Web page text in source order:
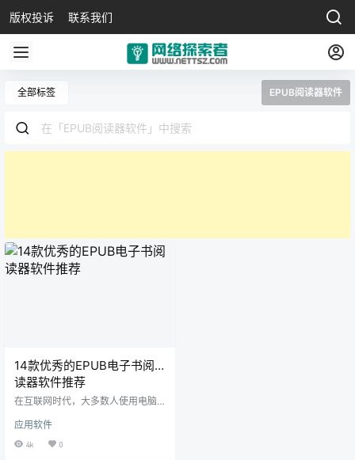
版权投诉 联系我们
全部标签 EPUB阅读器软件
14款优秀的EPUB电子书阅
读器软件推荐
在互联网时代，大多数人使用电脑
真正的书籍。而电子书又有非常多
的文件格式，并非所有电子书阅读
应用软件
4k 0